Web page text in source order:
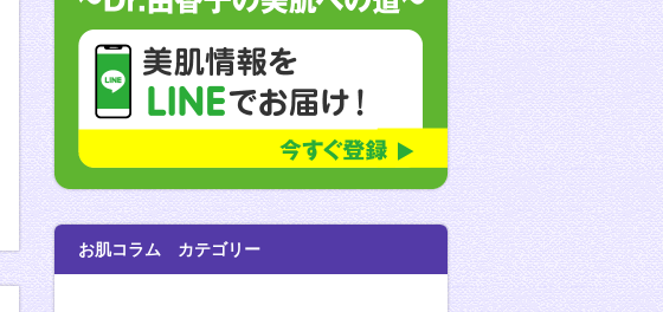
お肌コラム カテゴリー